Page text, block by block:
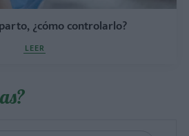
¿cómo controlarlo?
LEER